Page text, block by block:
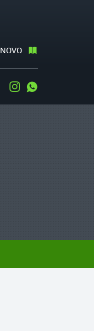
NOVO
Instagram